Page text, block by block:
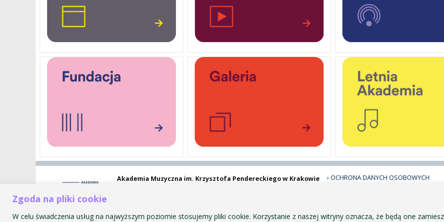
Zgoda na pliki cookie
W celu świadczenia usług na najwyższym poziomie stosujemy pliki cookie. Korzystanie z naszej witryny oznacza, że będą one
Akademia Muzyczna im. Krzysztofa Pendereckiego w Krakowie
OCHRONA DANYCH OSOBOWYCH
ZAMÓWIENIA PUBLICZNE